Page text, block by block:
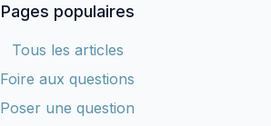
Pages populaires
Tous les articles
Foire aux questions
Poser une question